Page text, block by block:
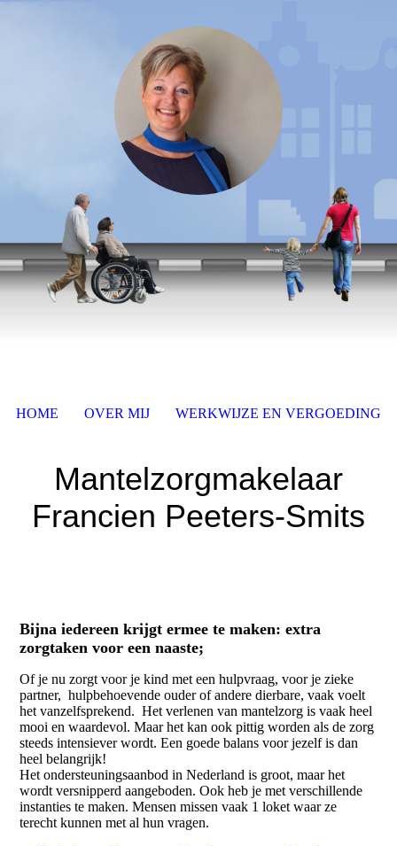
Mantelzorgmakelaar
Francien Peeters-Smits
Bijna iedereen krijgt ermee te maken: extra
zorgtaken voor een naaste;
Of je nu zorgt voor je kind met een hulpvraag, voor je zieke
partner, hulpbehoevende ouder of andere dierbare, vaak voelt
het vanzelfsprekend. Het verlenen van mantelzorg is vaak heel
mooi en waardevol. Maar het kan ook pittig worden als de zorg
steeds intensiever wordt. Een goede balans voor jezelf is dan
heel belangrijk!
Het ondersteuningsaanbod in Nederland is groot, maar het
wordt versnipperd aangeboden. Ook heb je met verschillende
instanties te maken. Mensen missen vaak 1 loket waar ze
terecht kunnen met al hun vragen.
HOME OVER MIJ WERKWIJZE EN VERGOEDING